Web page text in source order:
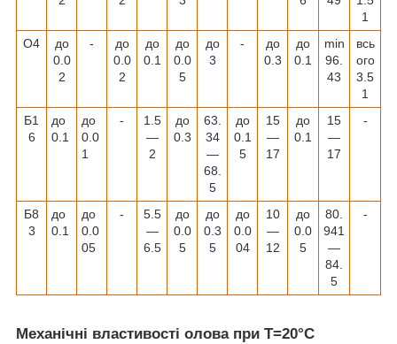
1
О4
до
0.0
2
-
до
0.0
2
до
0.1
до
0.0
5
до
3
-
до
0.3
до
0.1
min
96.
43
всь
ого
3.5
1
Б1
6
до
0.1
до
0.0
1
-
1.5
―
2
до
0.3
63.
34
―
68.
5
до
0.1
5
15
―
17
до
0.1
15
―
17
-
Б8
3
до
0.1
до
0.0
05
-
5.5
―
6.5
до
0.0
5
до
0.3
5
до
0.0
04
10
―
12
до
0.0
5
80.
941
―
84.
5
-
Механічні властивості олова при Т=20°C